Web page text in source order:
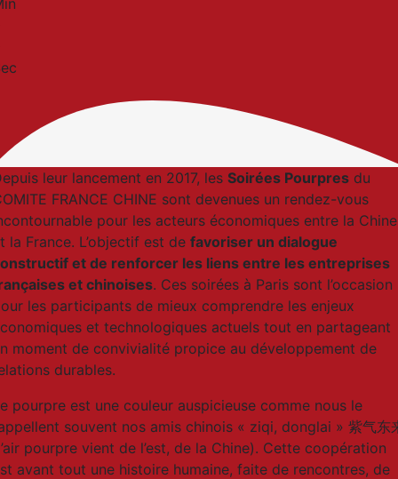
leur lancement en 2017, lesSoirées Pourpres du
FRANCE CHINE sont devenues un rendez-vous
pour les acteurs économiques entre la Chine
la France. L’objectif est defavoriser un dialogue
et de renforcer les liens entre les entreprises
et chinoises. Ces soirées à Paris sont l’occasion
les participants de mieux comprendre les enjeux
et technologiques actuels tout en partageant
moment de convivialité propice au développement de
durables.
pourpre est une couleur auspicieuse comme nous le
souvent nos amis chinois « ziqi, donglai » 紫气东
pourpre vient de l’est, de la Chine). Cette coopération
avant tout une histoire humaine, faite de rencontres, de